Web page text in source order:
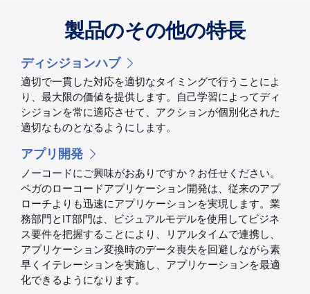
製品のその他の特長
ディシジョンハブ
適切で一貫した対応を適切なタイミングで行うことによ
り、最大限の価値を提供します。自己学習によってディ
シジョンを常に適応させて、アクションが個別化された
適切なものとなるようにします。
アプリ開発
ノーコードにご興味がおありですか？お任せください。
ペガのローコードアプリケーション開発は、従来のアプ
ローチよりも迅速にアプリケーションを実現します。業
務部門とIT部門は、ビジュアルモデルを使用してビジネ
ス要件を把握することにより、リアルタイムで連携し、
アプリケーション変換時のデータ喪失を回避しながら素
早くイテレーションを実施し、アプリケーションを最適
化できるようになります。